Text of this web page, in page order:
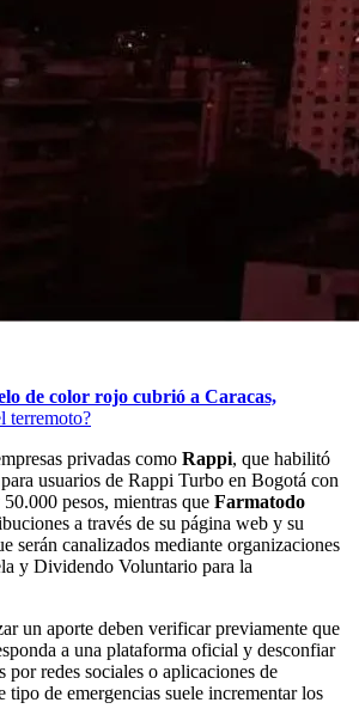
de color rojo cubrió a Caracas,
terremoto?
privadas como Rappi, que habilitó
usuarios de Rappi Turbo en Bogotá con
pesos, mientras que Farmatodo
a través de su página web y su
serán canalizados mediante organizaciones
y Dividendo Voluntario para la
un aporte deben verificar previamente que
a una plataforma oficial y desconfiar
por redes sociales o aplicaciones de
tipo de emergencias suele incrementar los